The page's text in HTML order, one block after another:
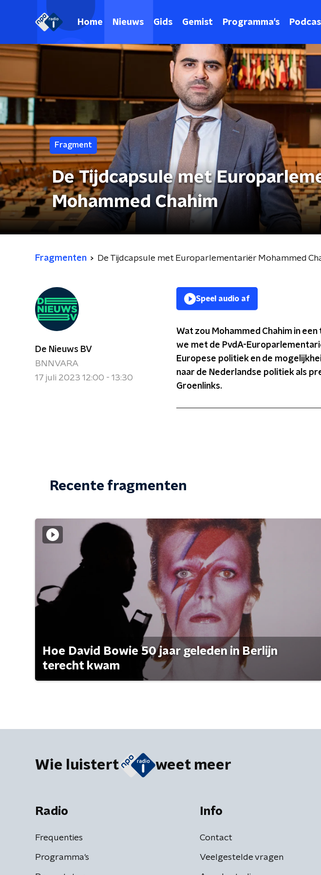
Home Nieuws Gids Gemist Programma's
Fragment
De Tijdcapsule met
Mohammed Chahim
Fragmenten De Tijdcapsule met Europarlementariër Mohammed
De Nieuws BV
BNNVARA
17 juli 2023 12:00 - 13:30
Speel audio af
Wat zou Mohammed Chahim in
we met de PvdA-
Europese politiek en de
naar de Nederlandse politiek als
Groenlinks.
Recente fragmenten
Hoe David Bowie 50 jaar geleden in Berlijn
terecht kwam
Wie luistert weet meer
Radio
Frequenties
Programma's
Info
Contact
Veelgestelde vragen